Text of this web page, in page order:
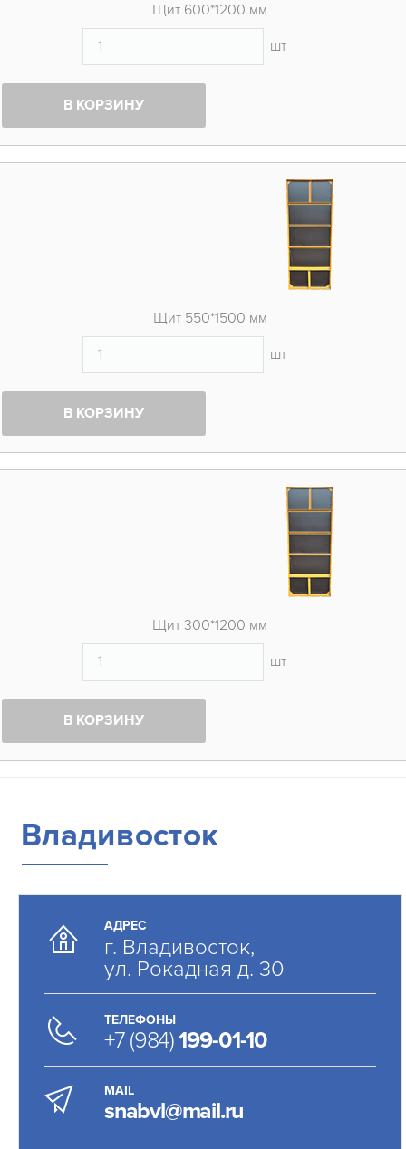
Щит 600*1200 мм
шт
В КОРЗИНУ
Щит 550*1500 мм
шт
В КОРЗИНУ
Щит 300*1200 мм
шт
В КОРЗИНУ
Владивосток
АДРЕС
г. Владивосток,
ул. Рокадная д. 30
ТЕЛЕФОНЫ
+7 (984)199-01-10
MAIL
snabvl@mail.ru